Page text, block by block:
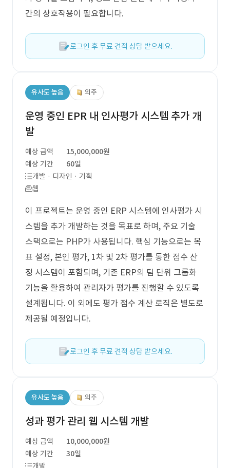
간의 상호작용이 필요합니다.
로그인 후 무료 견적 상담 받으세요.
유사도 높음 외주
운영 중인 EPR 내 인사평가 시스템 추가 개
발
예상 금액
15,000,000원
예상 기간
60일
개발 · 디자인 · 기획
웹
이 프로젝트는 운영 중인 ERP 시스템에 인사평가 시
스템을 추가 개발하는 것을 목표로 하며, 주요 기술
스택으로는 PHP가 사용됩니다. 핵심 기능으로는 목
표 설정, 본인 평가, 1차 및 2차 평가를 통한 점수 산
정 시스템이 포함되며, 기존 ERP의 팀 단위 그룹화
기능을 활용하여 관리자가 평가를 진행할 수 있도록
설계됩니다. 이 외에도 평가 점수 계산 로직은 별도로
제공될 예정입니다.
로그인 후 무료 견적 상담 받으세요.
유사도 높음 외주
성과 평가 관리 웹 시스템 개발
예상 금액
10,000,000원
예상 기간
30일
개발